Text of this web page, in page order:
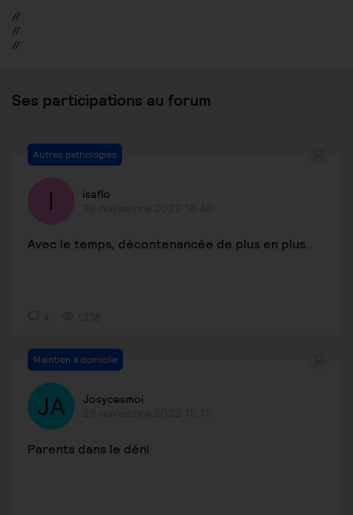
//
//
//
Ses participations au forum
Autres pathologies
isaflo
Avec le temps, décontenancée de plus en plus..
Maintien à domicile
Josycesmoi
Parents dans le déni